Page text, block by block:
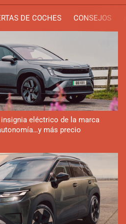
DE COCHES CONSEJOS
eléctrico de la marca
más precio